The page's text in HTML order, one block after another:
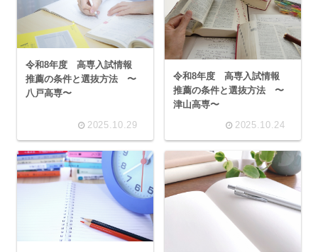
令和8年度 高専入試情報
推薦の条件と選抜方法 〜
八戸高専〜
2025.10.29
令和8年度 高専入試情報
推薦の条件と選抜方法 〜
津山高専〜
2025.10.24